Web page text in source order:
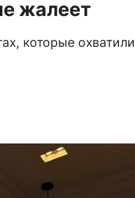
жалеет
которые